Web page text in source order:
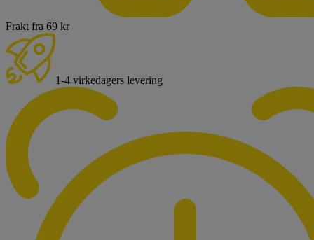
Frakt fra 69 kr
1-4 virkedagers levering